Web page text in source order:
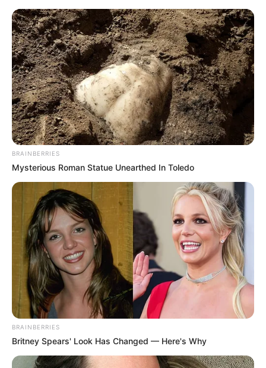
BRAINBERRIES
Mysterious Roman Statue Unearthed In Toledo
BRAINBERRIES
Britney Spears' Look Has Changed — Here's Why